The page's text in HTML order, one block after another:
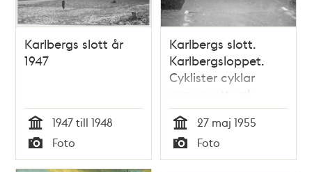
Karlbergs slott år
1947
Tid
1947 till 1948
Typ
Foto
Karlbergs slott.
Karlbergsloppet.
Cyklister cyklar
genom ett valv
Tid
27 maj 1955
Typ
Foto